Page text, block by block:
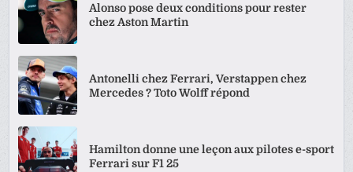
Alonso pose deux conditions pour rester
chez Aston Martin
Antonelli chez Ferrari, Verstappen chez
Mercedes ? Toto Wolff répond
Hamilton donne une leçon aux pilotes e-sport
Ferrari sur F1 25